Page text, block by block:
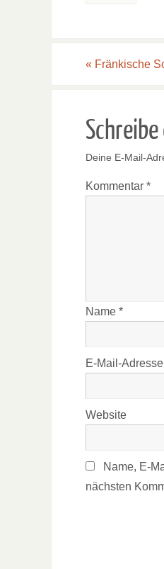
« Fränkische
Deine E-Mail-
Kommentar *
Name *
E-Mail-Adresse
Website
Name, E-
nächsten